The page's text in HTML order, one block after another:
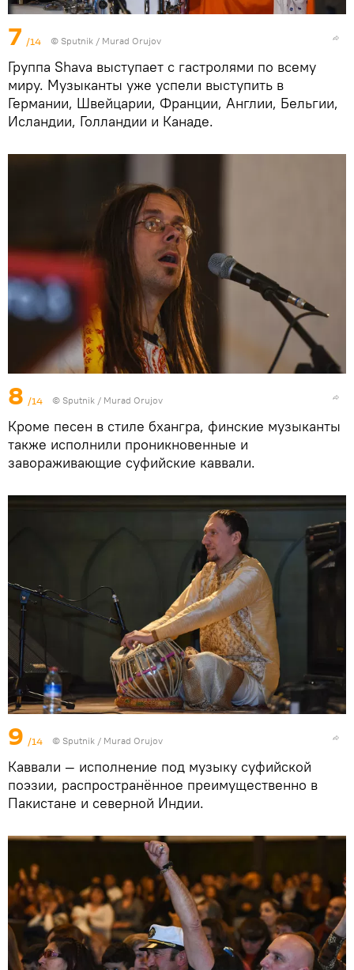
7 /14 © Sputnik / Murad Orujov
Группа Shava выступает с гастролями по всему
миру. Музыканты уже успели выступить в
Германии, Швейцарии, Франции, Англии, Бельгии,
Исландии, Голландии и Канаде.
8 /14 © Sputnik / Murad Orujov
Кроме песен в стиле бхангра, финские музыканты
также исполнили проникновенные и
завораживающие суфийские каввали.
9 /14 © Sputnik / Murad Orujov
Каввали — исполнение под музыку суфийской
поэзии, распространённое преимущественно в
Пакистане и северной Индии.